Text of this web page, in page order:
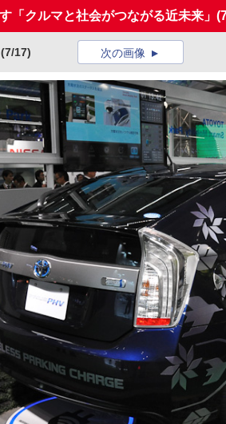
「クルマと社会がつながる近未来」
(7/17) 次の画像